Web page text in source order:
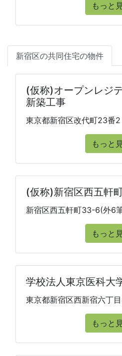
もっと
新宿区の共同住宅の物件
(仮称)オープンレジ
新築工事
東京都新宿区改代町23番2
もっと
(仮称)新宿区西五軒
新宿区西五軒町33-6(外6
もっと
学校法人東京医科大
東京都新宿区西新宿六丁
もっと